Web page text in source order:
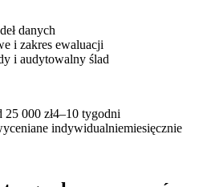
danych
i zakres ewaluacji
i audytowalny ślad
25 000 zł4–10 tygodni
indywidualniemiesięcznie